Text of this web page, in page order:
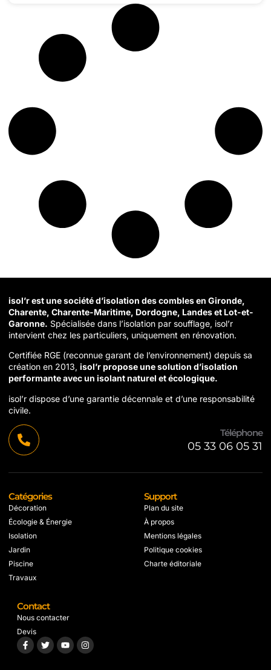
isol’r est une société d’isolation des combles en Gironde,
Charente, Charente-Maritime, Dordogne, Landes et Lot-et-
Garonne. Spécialisée dans l’isolation par soufflage, isol’r
intervient chez les particuliers, uniquement en rénovation.
Certifiée RGE (reconnue garant de l’environnement) depuis sa
création en 2013, isol’r propose une solution d’isolation
performante avec un isolant naturel et écologique.
isol’r dispose d’une garantie décennale et d’une responsabilité
civile.
Téléphone
05 33 06 05 31
Catégories
Décoration
Écologie & Énergie
Isolation
Jardin
Piscine
Travaux
Support
Plan du site
À propos
Mentions légales
Politique cookies
Charte éditoriale
Contact
Nous contacter
Devis